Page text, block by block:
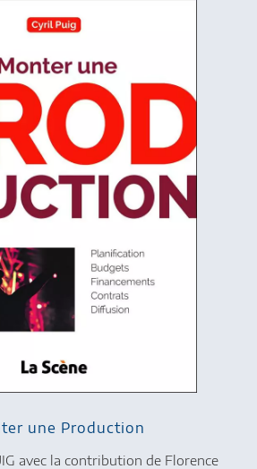
une Production
avec la contribution de Florence